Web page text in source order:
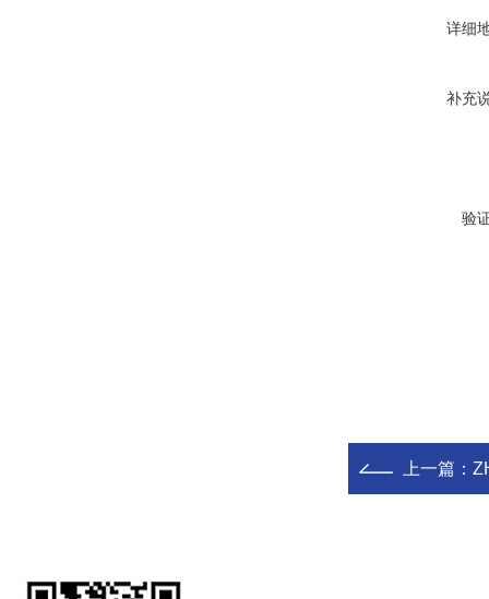
详细
补充
验
上一篇：